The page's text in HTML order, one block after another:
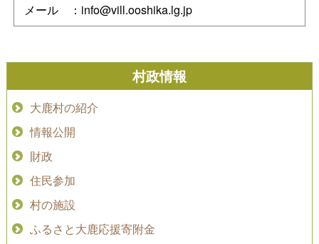
メール ：info@vill.ooshika.lg.jp
村政情報
大鹿村の紹介
情報公開
財政
住民参加
村の施設
ふるさと大鹿応援寄附金